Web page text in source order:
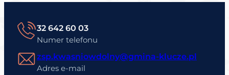
32 642 60 03
Numer telefonu
zsp.kwasniowdolny@gmina-klucze.pl
Adres e-mail